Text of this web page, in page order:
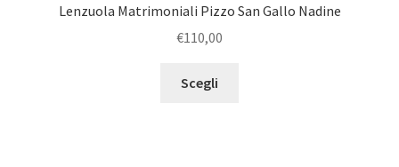
Lenzuola Matrimoniali Pizzo San Gallo Nadine
€110,00
Scegli